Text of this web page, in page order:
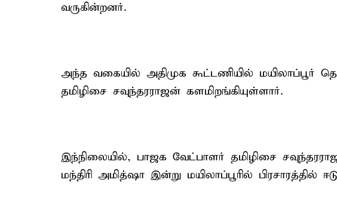
வருகின்றனர்.
அந்த வகையில் அதிமுக கூட்டணியில் மயிலாப்பூர்
தமிழிசை சவுந்தரராஜன் களமிறங்கியுள்ளார்.
இந்நிலையில், பாஜக வேட்பாளர் தமிழிசை
மந்திரி அமித்ஷா இன்று மயிலாப்பூரில் பிரசாரத்தில்